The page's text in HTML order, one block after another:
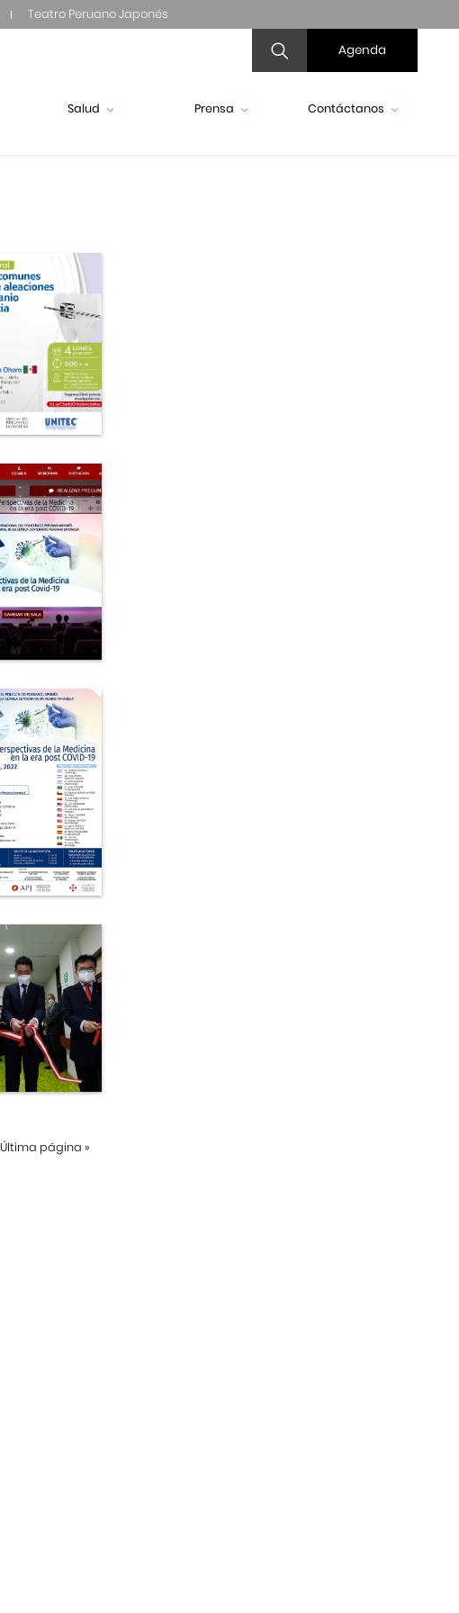
Teatro Peruano Japonés
Agenda
Salud Prensa Contáctanos
Última página »